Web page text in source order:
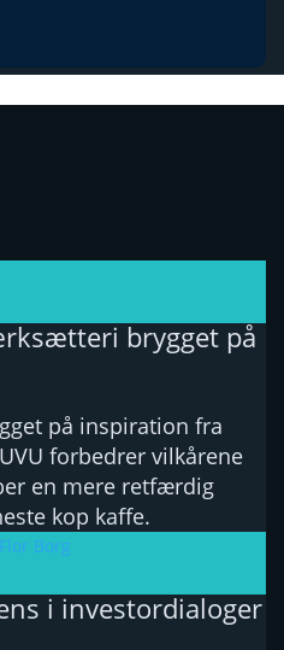
brygget på
på inspiration fra
forbedrer vilkårene
en mere retfærdig
kop kaffe.
i investordialoger